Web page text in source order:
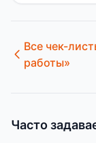
Все чек-
работы»
Часто